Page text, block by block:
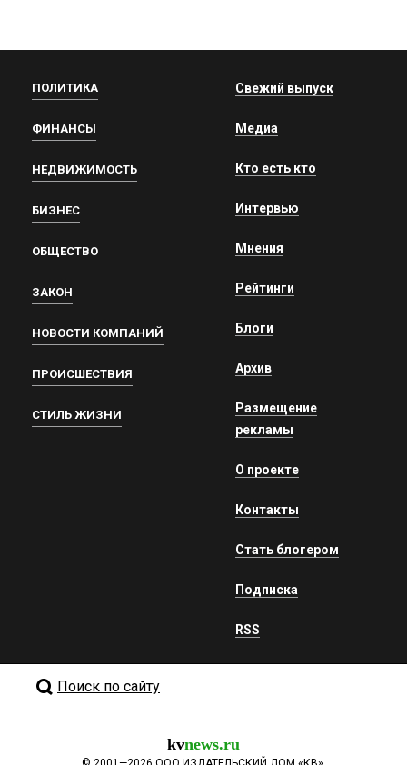
ПОЛИТИКА
ФИНАНСЫ
НЕДВИЖИМОСТЬ
БИЗНЕС
ОБЩЕСТВО
ЗАКОН
НОВОСТИ КОМПАНИЙ
ПРОИСШЕСТВИЯ
СТИЛЬ ЖИЗНИ
Свежий выпуск
Медиа
Кто есть кто
Интервью
Мнения
Рейтинги
Блоги
Архив
Размещение
рекламы
О проекте
Контакты
Стать блогером
Подписка
RSS
Поиск по сайту
kvnews.ru